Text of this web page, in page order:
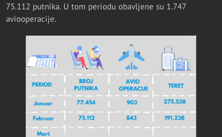
75.112 putnika. U tom periodu obavljene su 1.747
aviooperacije.